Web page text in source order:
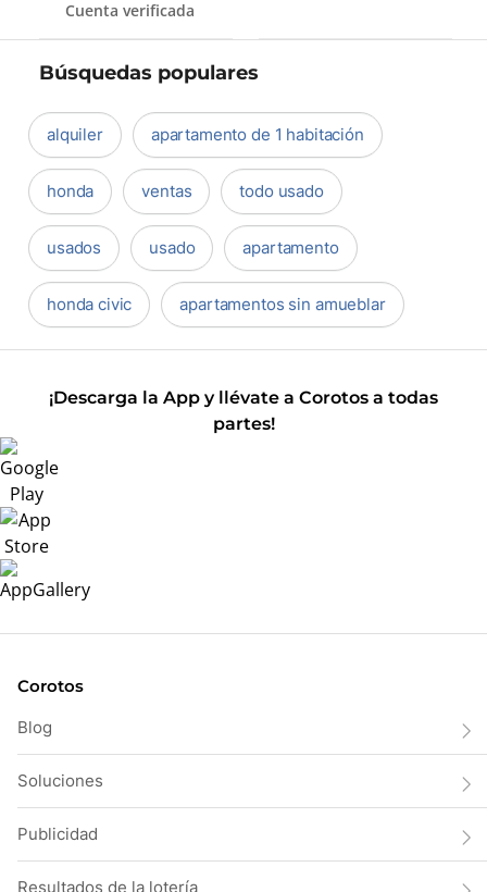
Cuenta verificada
Búsquedas populares
alquiler apartamento de 1 habitación
honda ventas todo usado
usados usado apartamento
honda civic apartamentos sin amueblar
¡Descarga la App y llévate a Corotos a todas
partes!
Corotos
Blog
Soluciones
Publicidad
Resultados de la lotería